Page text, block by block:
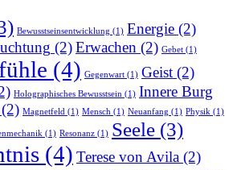
Bewusstseinsentwicklung (1) Energie (2)
(2)Erwachen (2) Gebet (1)
(4) Gegenwart (1) Geist (2)
Holographisches Bewusstsein (1) Innere Burg
Magnetfeld (1) Mensch (1) Neuanfang (1) Physik (1)
(1) Resonanz (1) Seele (3)
(4) Terese von Avila (2)